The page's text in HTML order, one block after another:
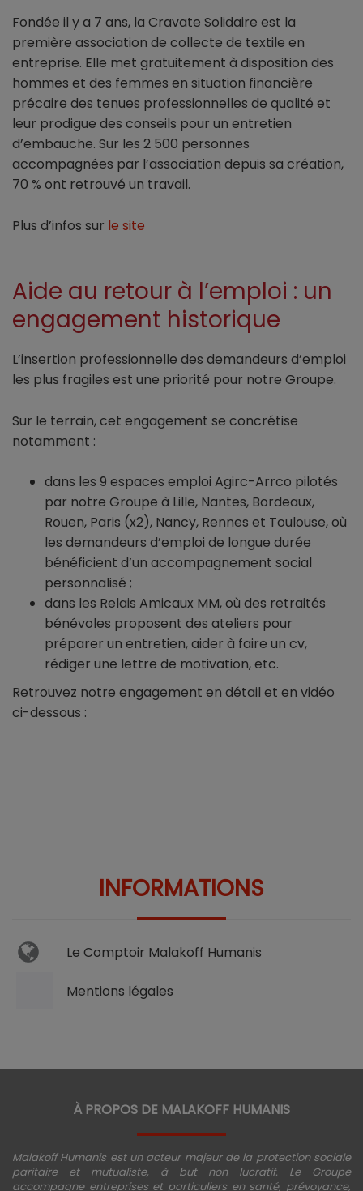
Fondée il y a 7 ans, la Cravate Solidaire est la
première association de collecte de textile en
entreprise. Elle met gratuitement à disposition des
hommes et des femmes en situation financière
précaire des tenues professionnelles de qualité et
leur prodigue des conseils pour un entretien
d’embauche. Sur les 2 500 personnes
accompagnées par l’association depuis sa création,
70 % ont retrouvé un travail.
Plus d’infos sur le site
Aide au retour à l’emploi : un
engagement historique
L’insertion professionnelle des demandeurs d’emploi
les plus fragiles est une priorité pour notre Groupe.
Sur le terrain, cet engagement se concrétise
notamment :
dans les 9 espaces emploi Agirc-Arrco pilotés
par notre Groupe à Lille, Nantes, Bordeaux,
Rouen, Paris (x2), Nancy, Rennes et Toulouse, où
les demandeurs d’emploi de longue durée
bénéficient d’un accompagnement social
personnalisé ;
dans les Relais Amicaux MM, où des retraités
bénévoles proposent des ateliers pour
préparer un entretien, aider à faire un cv,
rédiger une lettre de motivation, etc.
Retrouvez notre engagement en détail et en vidéo
ci-dessous :
INFORMATIONS
Le Comptoir Malakoff Humanis
Mentions légales
À PROPOS DE MALAKOFF HUMANIS
Malakoff Humanis est un acteur majeur de la protection sociale
paritaire et mutualiste, à but non lucratif. Le Groupe
accompagne entreprises et particuliers en santé, prévoyance,